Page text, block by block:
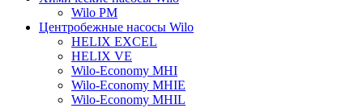
Wilo PM
Центробежные насосы Wilo
HELIX EXCEL
HELIX VE
Wilo-Economy MHI
Wilo-Economy MHIE
Wilo-Economy MHIL